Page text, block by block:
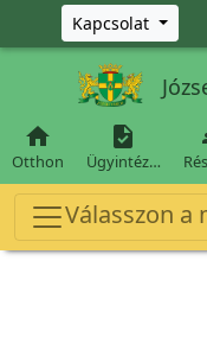
Ugrás a fő tartalomra
Kapcsolat

Otthon

Ügyintéz…
Válasszon a